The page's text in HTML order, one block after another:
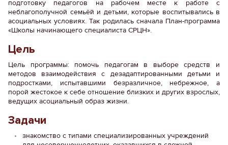
подготовку педагогов на рабочем месте к работе с
неблагополучной семьёй и детьми, которые воспитывались в
асоциальных условиях. Так родилась сначала План-программа
«Школы начинающего специалиста СРЦН».
Цель
Цель программы: помочь педагогам в выборе средств и
методов взаимодействия с дезадаптированными детьми и
подростками, испытавшими безразличное, небрежное, а
порой жестокое к себе отношение близких и других взрослых,
ведущих асоциальный образ жизни.
Задачи
знакомство с типами специализированных учреждений